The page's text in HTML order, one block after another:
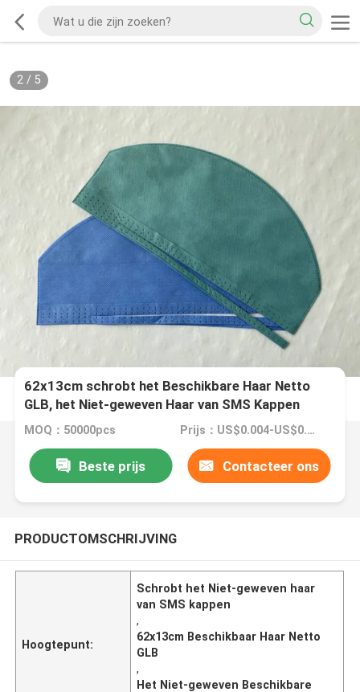
2/ 5
62x13cm schrobt het Beschikbare Haar Netto
GLB, het Niet-geweven Haar van SMS Kappen
MOQ：50000pcs Prijs：US$0.004-US$0.015/PCS
Beste prijs Contacteer ons
PRODUCTOMSCHRIJVING
Hoogtepunt:
Schrobt het Niet-geweven haar
van SMS kappen
,
62x13cm Beschikbaar Haar Netto
GLB
,
Het Niet-geweven Beschikbare